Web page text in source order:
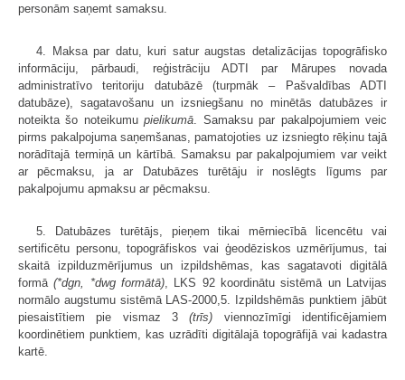
personām saņemt samaksu.
4. Maksa par datu, kuri satur augstas detalizācijas topogrāfisko
informāciju, pārbaudi, reģistrāciju ADTI par Mārupes novada
administratīvo teritoriju datubāzē (turpmāk – Pašvaldības ADTI
datubāze), sagatavošanu un izsniegšanu no minētās datubāzes ir
noteikta šo noteikumupielikumā . Samaksu par pakalpojumiem veic
pirms pakalpojuma saņemšanas, pamatojoties uz izsniegto rēķinu tajā
norādītajā termiņā un kārtībā. Samaksu par pakalpojumiem var veikt
ar pēcmaksu, ja ar Datubāzes turētāju ir noslēgts līgums par
pakalpojumu apmaksu ar pēcmaksu.
5. Datubāzes turētājs, pieņem tikai mērniecībā licencētu vai
sertificētu personu, topogrāfiskos vai ģeodēziskos uzmērījumus, tai
skaitā izpilduzmērījumus un izpildshēmas, kas sagatavoti digitālā
formā(*dgn, *dwg formātā) , LKS 92 koordinātu sistēmā un Latvijas
normālo augstumu sistēmā LAS-2000,5. Izpildshēmās punktiem jābūt
piesaistītiem pie vismaz 3(trīs) viennozīmīgi identificējamiem
koordinētiem punktiem, kas uzrādīti digitālajā topogrāfijā vai kadastra
kartē.